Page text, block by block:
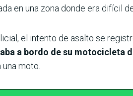
en una zona donde era difícil
el intento de asalto se
a bordo de su motocicleta
moto.